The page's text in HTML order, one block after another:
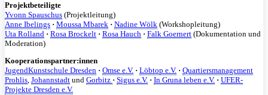
Projektbeteiligte
Yvonn Spauschus (Projektleitung)
Anne Ibelings · Moussa Mbarek · Nadine Wölk (Workshopleitung)
Uta Rolland · Rosa Brockelt · Rosa Hauch · Falk Goernert (Dokumentation und
Moderation)
Kooperationspartner:innen
JugendKunstschule Dresden · Omse e.V. · Löbtop e.V. · Quartiersmanagement
Prohlis, Johannstadt und Gorbitz · Sigus e.V. · In Gruna leben e.V. · UFER-
Projekte Dresden e.V.